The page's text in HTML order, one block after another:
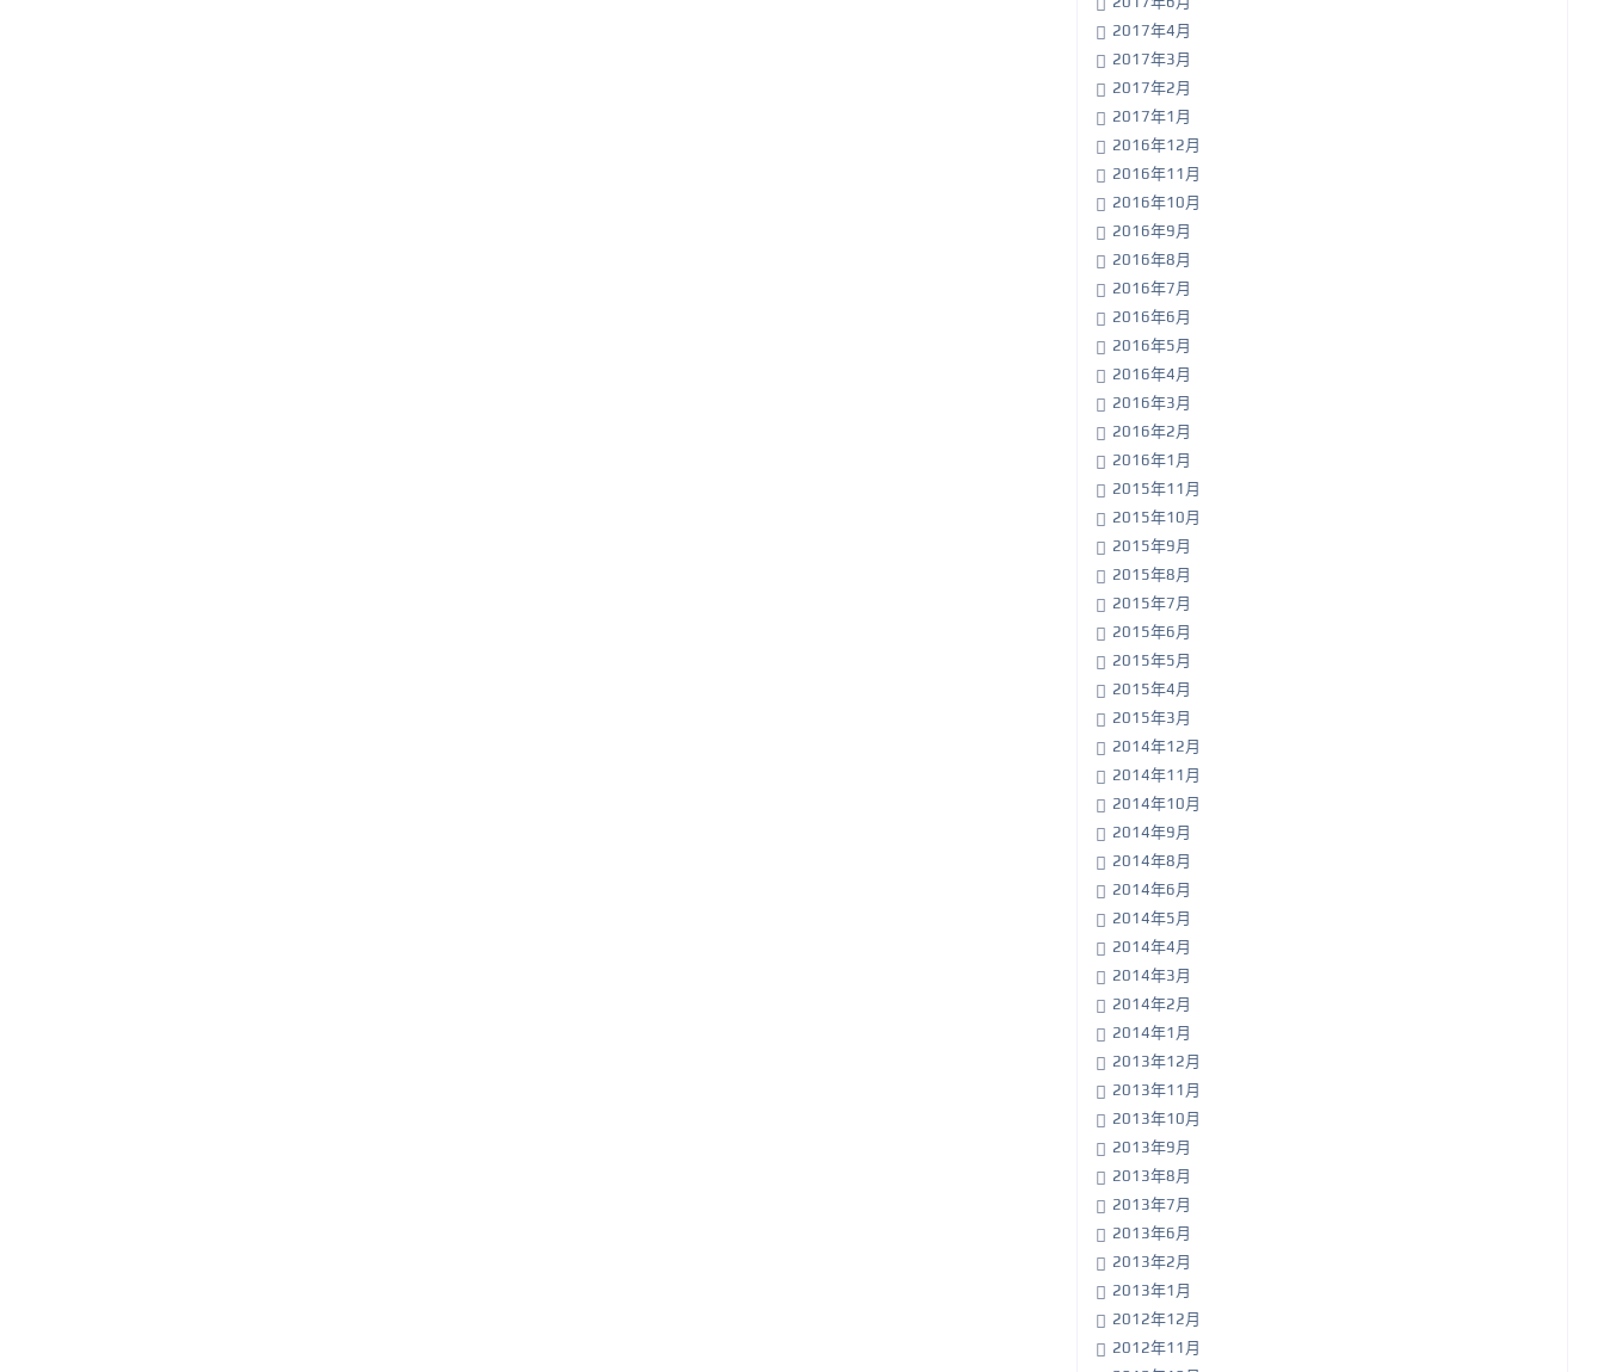
2017年4月
2017年3月
2017年2月
2017年1月
2016年12月
2016年11月
2016年10月
2016年9月
2016年8月
2016年7月
2016年6月
2016年5月
2016年4月
2016年3月
2016年2月
2016年1月
2015年11月
2015年10月
2015年9月
2015年8月
2015年7月
2015年6月
2015年5月
2015年4月
2015年3月
2014年12月
2014年11月
2014年10月
2014年9月
2014年8月
2014年6月
2014年5月
2014年4月
2014年3月
2014年2月
2014年1月
2013年12月
2013年11月
2013年10月
2013年9月
2013年8月
2013年7月
2013年6月
2013年2月
2013年1月
2012年12月
2012年11月